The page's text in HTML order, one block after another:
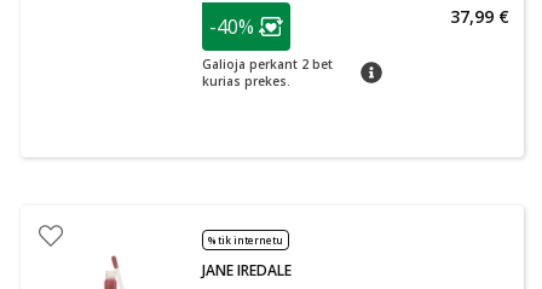
patarimas
Lojalumo klubo narių nuolaida
-40%
Galioja perkant 2 bet
kurias prekes.
patarimas
37,99 €
% tik internetu
JANE IREDALE